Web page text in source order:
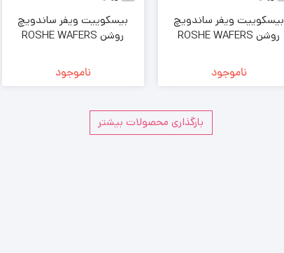
بیسکوییت ویفر ساندویچ
روشن ROSHE WAFERS
بسته 142 گرمی ( عمده فروشی
)
ناموجود
بیسکوییت ویفر ساندویچ
روشن ROSHE WAFERS
بسته 142 گرمی ( خرده فروشی
)
ناموجود
بارگذاری محصولات بیشتر